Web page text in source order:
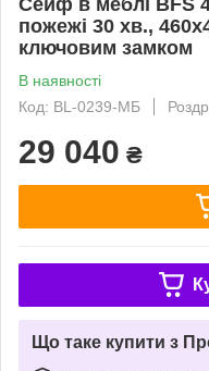
пожежі 30 хв.,
ключовим замком
В наявності
Код: BL-0239-МБ
29 040 ₴
Що таке купити з